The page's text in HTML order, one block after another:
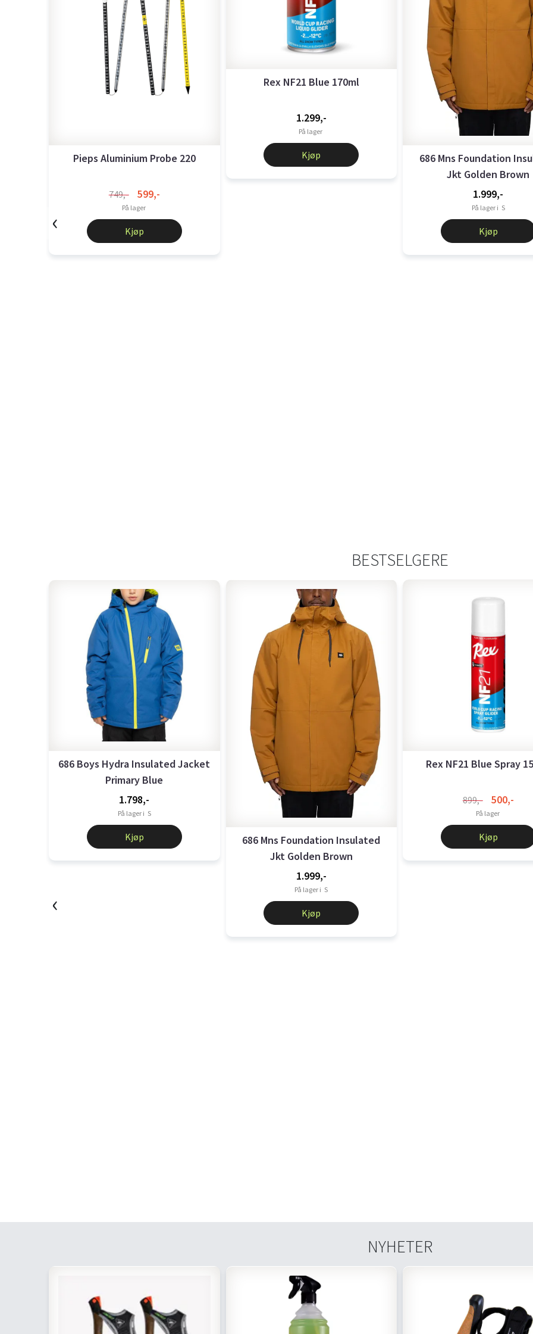
Pieps Aluminium Probe 220
749,- 599,-
På lager
Kjøp
Rex NF21 Blue 170ml
1.299,-
På lager
Kjøp
686 Mns Foundation
Jkt Golden Brown
1.999,-
På lager i S
Kjøp
‹
BESTSELGERE
686 Boys Hydra Insulated Jacket
Primary Blue
1.798,-
På lager i S
Kjøp
686 Mns Foundation Insulated
Jkt Golden Brown
1.999,-
På lager i S
Kjøp
Rex NF21 Blue Spray
899,- 500,-
På lager
Kjøp
‹
NYHETER